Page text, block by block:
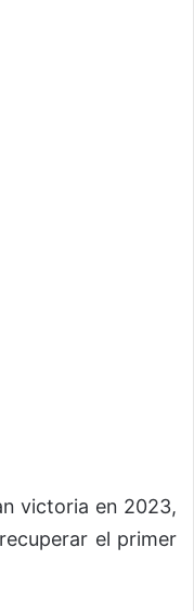
victoria en 2023,
el primer